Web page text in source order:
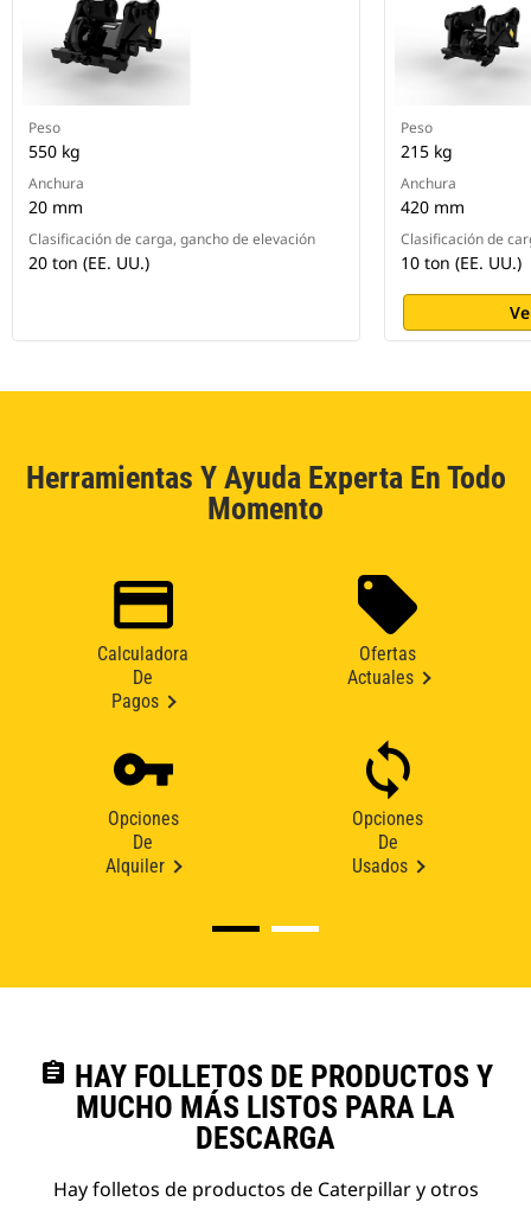
Peso
550 kg
Anchura
20 mm
Clasificación de carga, gancho de elevación
20 ton (EE. UU.)
Peso
215 kg
Anchura
420 mm
Clasificación de
10 ton (EE. UU.)
Herramientas Y Ayuda Experta En Todo
Momento
Calculadora
De
Pagos
Ofertas
Actuales
Opciones
De
Alquiler
Opciones
De
Usados
assignment HAY FOLLETOS DE PRODUCTOS Y
MUCHO MÁS LISTOS PARA LA
DESCARGA
Hay folletos de productos de Caterpillar y otros